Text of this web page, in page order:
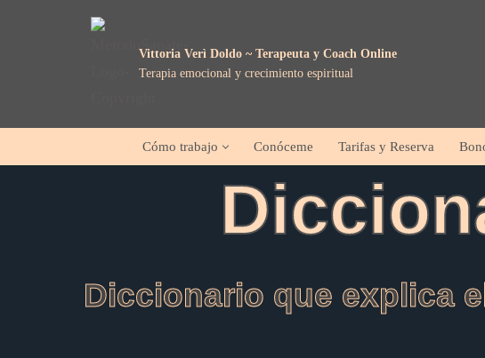
Vittoria Verì Doldo ~ Terapeuta y Coach Online
Terapia emocional y crecimiento espiritual
Cómo trabajo Conóceme Tarifas y Reserva
Diccionario que explica